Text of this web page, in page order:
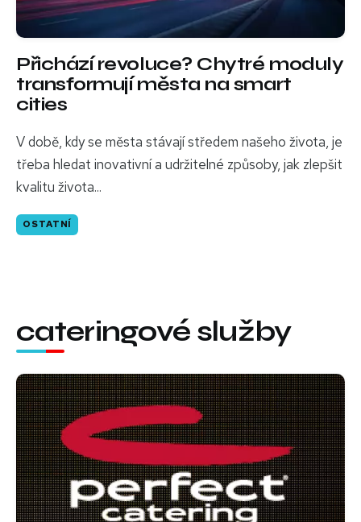
Přichází revoluce? Chytré moduly
transformují města na smart
cities
V době, kdy se města stávají středem našeho života, je
třeba hledat inovativní a udržitelné způsoby, jak zlepšit
kvalitu života...
OSTATNÍ
cateringové služby